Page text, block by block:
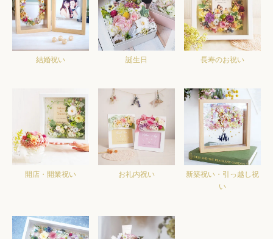
結婚祝い 誕生日 長寿のお祝い
開店・開業祝い お礼内祝い
新築祝い・引っ越し祝
い